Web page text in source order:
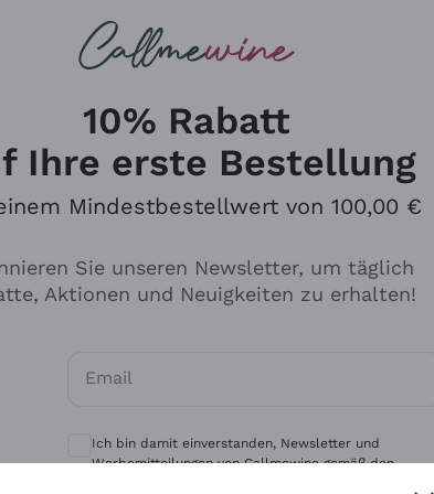
Antinori
Ca' del Bosco
Gavi
10% Rabatt
Ihre erste Bestellung
Mindestbestellwert von 100,00 €
Sie unseren Newsletter, um täglich
Aktionen und Neuigkeiten zu erhalten!
Email
Optionale Einwilligungen zum Erhalt von
Ich bin damit einverstanden, Newsletter und
Werbemitteilungen von Callmewine gemäß den -